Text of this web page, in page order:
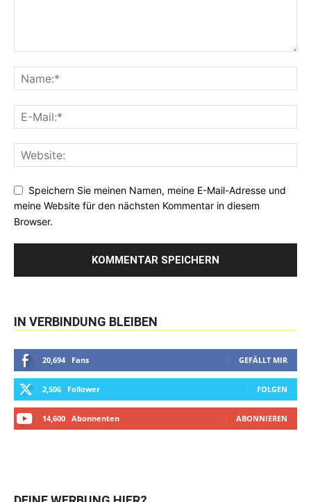
Speichern Sie meinen Namen, meine E-Mail-Adresse und
meine Website für den nächsten Kommentar in diesem
Browser.
IN VERBINDUNG BLEIBEN
20,694 Fans GEFÄLLT MIR
2,506 Follower FOLGEN
14,600 Abonnenten ABONNIEREN